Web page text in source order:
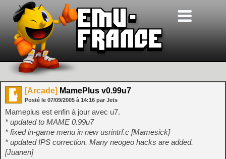
[Arcade] MamePlus v0.99u7
Posté le 07/09/2005 à 14:16 par Jets
Mameplus est enfin à jour avec u7.
* updated to MAME 0.99u7
* fixed in-game menu in new usrintrf.c [Mamesick]
* updated IPS correction. Many neogeo hacks are added.
[Juanen]